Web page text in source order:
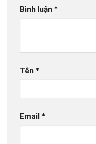
Bình luận *
Tên *
Email *